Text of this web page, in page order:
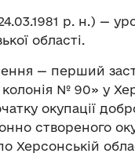
р. н.) —
області.
— перший
№ 90» у
окупації
створеного
Херсонській